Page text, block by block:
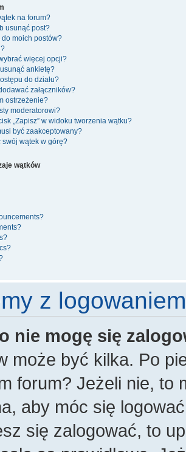
na forum?
usunąć post?
moich postów?
więcej opcji?
ankietę?
do działu?
załączników?
ostrzeżenie?
moderatorowi?
„Zapisz” w widoku tworzenia wątku?
być zaakceptowany?
wątek w górę?
wątków
z
nie mogę się
może być kilka. Po
forum? Jeżeli nie, to
aby móc się
się zalogować, to